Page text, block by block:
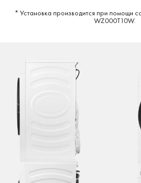
* Установка производится при помощи
WZ000T10W.